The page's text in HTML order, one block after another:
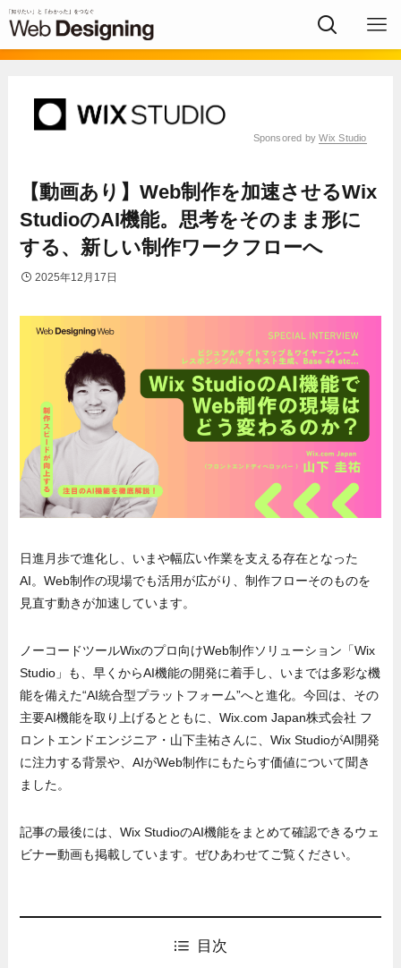
Sponsored byWix Studio
【動画あり】Web制作を加速させるWix
StudioのAI機能。思考をそのまま形に
する、新しい制作ワークフローへ
2025年12月17日
日進月歩で進化し、いまや幅広い作業を支える存在となった
AI。Web制作の現場でも活用が広がり、制作フローそのものを
見直す動きが加速しています。
ノーコードツールWixのプロ向けWeb制作ソリューション「Wix
Studio」も、早くからAI機能の開発に着手し、いまでは多彩な機
能を備えた“AI統合型プラットフォーム”へと進化。今回は、その
主要AI機能を取り上げるとともに、Wix.com Japan株式会社 フ
ロントエンドエンジニア・山下圭祐さんに、Wix StudioがAI開発
に注力する背景や、AIがWeb制作にもたらす価値について聞き
ました。
記事の最後には、Wix StudioのAI機能をまとめて確認できるウェ
ビナー動画も掲載しています。ぜひあわせてご覧ください。
目次